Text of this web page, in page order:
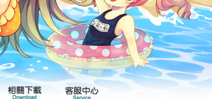
玩家社群 產品專區 相關下載 客服中心